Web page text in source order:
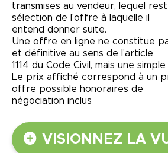
transmises au vendeur, lequel
sélection de l'offre à laquelle il
entend donner suite.
Une offre en ligne ne constitue
et définitive au sens de l'article
1114 du Code Civil, mais une
Le prix affiché correspond à un
offre possible honoraires de
négociation inclus
VISIONNEZ LA